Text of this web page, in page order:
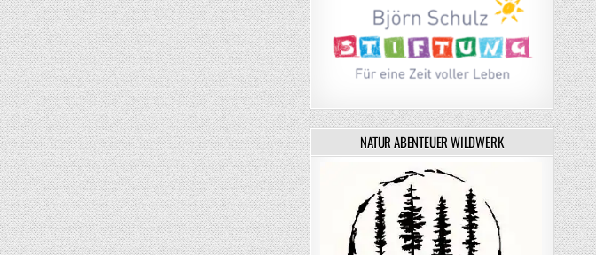
NATUR ABENTEUER WILDWERK